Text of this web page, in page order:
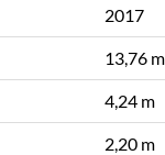
2017
13,76 m
4,24 m
2,20 m